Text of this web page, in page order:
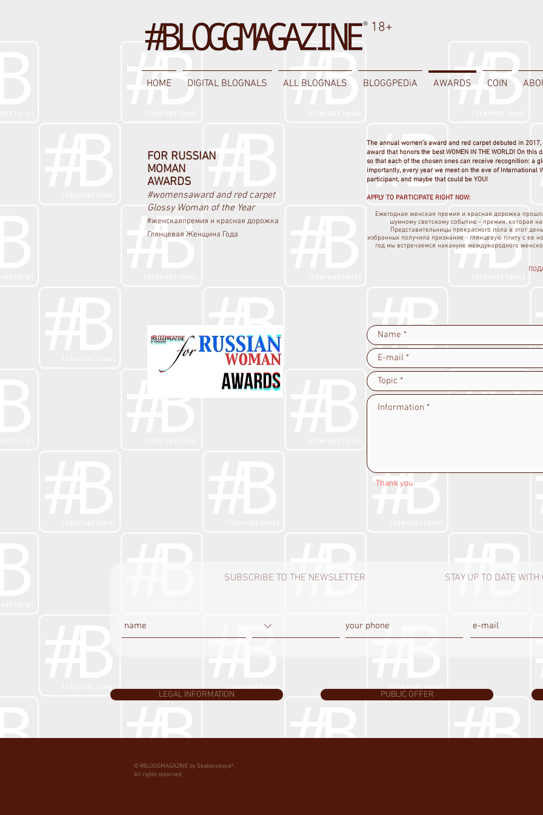
18+
HOME DIGITAL BLOGNALS ALL BLOGNALS BLOGGPEDiA AWARDS COIN
FOR RUSSIAN
MOMAN
AWARDS
#womensaward and red carpet
Glossy Woman of the Year
#женскаяпремия и красная дорожка
Глянцевая Женщина Года
The annual women's award and red carpet debuted in
award that honors the best WOMEN IN THE WORLD! On
so that each of the chosen ones can receive recognition: a
importantly, every year we meet on the eve of International
participant, and maybe that could be YOU!
APPLY TO PARTICIPATE RIGHT NOW:
Ежегодная женская премия и красная дорожка
шумному светскому событию - премия, которая
Представительницы прекрасного пола в этот
избранных получила признание - глянцевую плиту с ее
год мы встречаемся накануне международного
Thank you
SUBSCRIBE TO THE NEWSLETTER STAY UP TO DATE
LEGAL INFORMATION PUBLIC OFFER
© #BLOGGMAGAZINE by Skakovskaya®.
All rights reserved.